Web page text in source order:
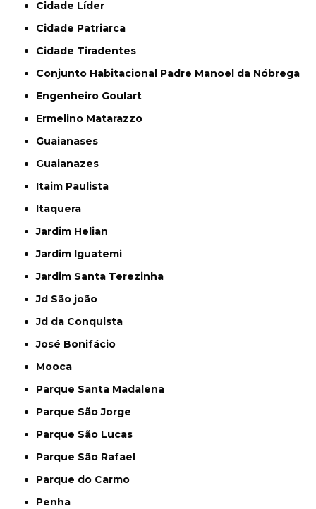
Cidade Líder
Cidade Patriarca
Cidade Tiradentes
Conjunto Habitacional Padre Manoel da Nóbrega
Engenheiro Goulart
Ermelino Matarazzo
Guaianases
Guaianazes
Itaim Paulista
Itaquera
Jardim Helian
Jardim Iguatemi
Jardim Santa Terezinha
Jd São joão
Jd da Conquista
José Bonifácio
Mooca
Parque Santa Madalena
Parque São Jorge
Parque São Lucas
Parque São Rafael
Parque do Carmo
Penha